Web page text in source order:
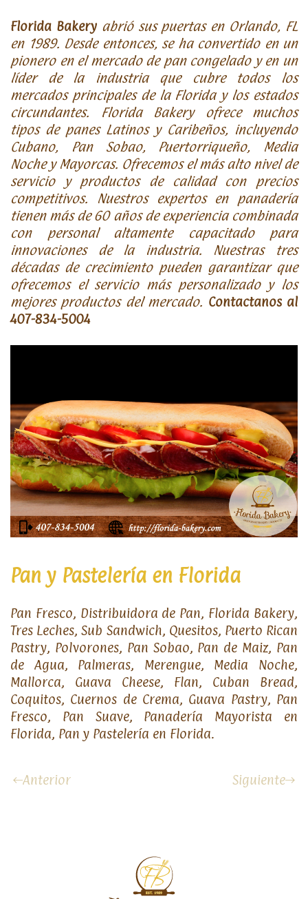
Florida Bakeryabrió sus puertas en Orlando, FL
en 1989. Desde entonces, se ha convertido en un
pionero en el mercado de pan congelado y en un
líder de la industria que cubre todos los
mercados principales de la Florida y los estados
circundantes. Florida Bakery ofrece muchos
tipos de panes Latinos y Caribeños, incluyendo
Cubano, Pan Sobao, Puertorriqueño, Media
Noche y Mayorcas. Ofrecemos el más alto nivel de
servicio y productos de calidad con precios
competitivos. Nuestros expertos en panadería
tienen más de 60 años de experiencia combinada
con personal altamente capacitado para
innovaciones de la industria. Nuestras tres
décadas de crecimiento pueden garantizar que
ofrecemos el servicio más personalizado y los
mejores productos del mercado. Contactanos al
407-834-5004
Pan y Pastelería en Florida
Pan Fresco, Distribuidora de Pan, Florida Bakery,
Tres Leches, Sub Sandwich, Quesitos, Puerto Rican
Pastry, Polvorones, Pan Sobao, Pan de Maiz, Pan
de Agua, Palmeras, Merengue, Media Noche,
Mallorca, Guava Cheese, Flan, Cuban Bread,
Coquitos, Cuernos de Crema, Guava Pastry, Pan
Fresco, Pan Suave, Panadería Mayorista en
Florida, Pan y Pastelería en Florida.
Anterior Siguiente